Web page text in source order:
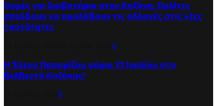
Ουρές για διαβατήρια στην Κοζάνη: Πολίτες
σπεύδουν να προλάβουν τις αλλαγές στις νέες
ταυτότητες
0
Η Έλενα Παπαρίζου αύριο 31 Ιουλίου στο
Βελβεντό Κοζάνης!
0